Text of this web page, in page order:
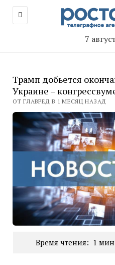
7
Трамп добьется
Украине –
ОТ ГЛАВРЕД В 1 МЕСЯЦ НАЗАД
Время чтения: 1